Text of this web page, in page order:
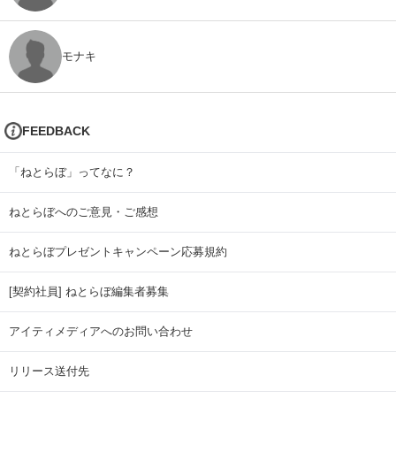
モナキ
FEEDBACK
「ねとらぼ」ってなに？
ねとらぼへのご意見・ご感想
ねとらぼプレゼントキャンペーン応募規約
[契約社員] ねとらぼ編集者募集
アイティメディアへのお問い合わせ
リリース送付先